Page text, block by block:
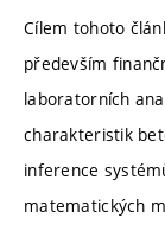
Cílem tohoto
především
laboratorních
charakteristik
inference
matematických